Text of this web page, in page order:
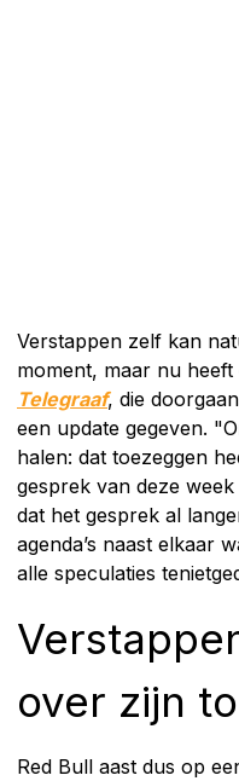
Verstappen zelf kan
moment, maar nu
Telegraaf, die
een update gegeven.
halen: dat toezeggen
gesprek van deze
dat het gesprek al
agenda’s naast elkaar
alle speculaties
over zijn
Red Bull aast dus op